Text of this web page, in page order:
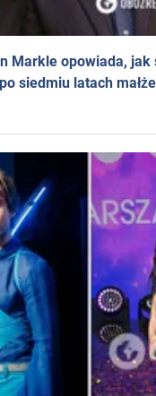
Markle opowiada, jak
siedmiu latach